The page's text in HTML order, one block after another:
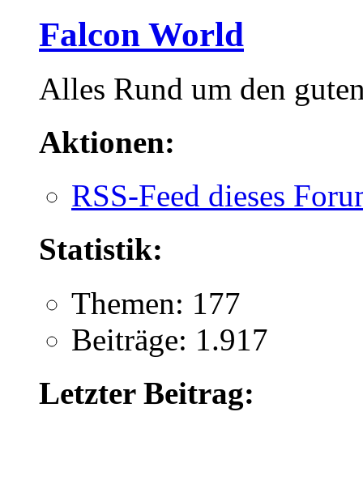
Falcon World
Alles Rund um den
Aktionen:
RSS-Feed dieses
Statistik:
Themen: 177
Beiträge: 1.917
Letzter Beitrag: